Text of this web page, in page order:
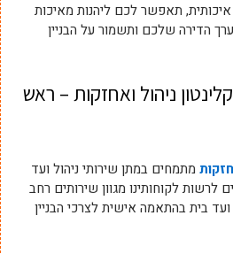
תאפשר לכם ליהנות מאיכות
הדירה שלכם ותשמור על הבניין
ניהול ואחזקות – ראש
מתמחים במתן שירותי ניהול ועד
לרשות לקוחותינו מגוון שירותים רחב
בית בהתאמה אישית לצרכי הבניין